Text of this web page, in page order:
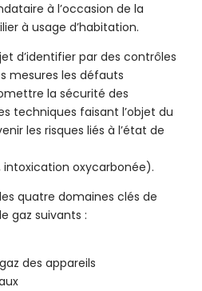
à l’occasion de la
à usage d’habitation.
d’identifier par des contrôles
mesures les défauts
la sécurité des
techniques faisant l’objet du
les risques liés à l’état de
oxycarbonée).
quatre domaines clés de
gaz suivants :
des appareils